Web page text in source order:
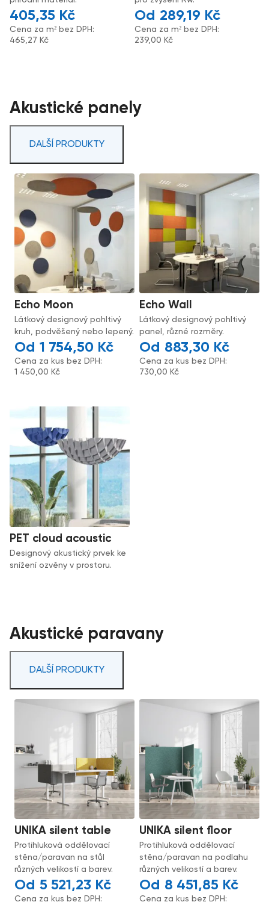
405,35 Kč
Cena za m² bez DPH:
465,27 Kč
289,19 Kč
Cena za m² bez DPH:
239,00 Kč
Akustické panely
DALŠÍ PRODUKTY
Echo Moon
Látkový designový pohltivý
kruh, podvěšený nebo lepený.
1 754,50 Kč
Cena za kus bez DPH:
1 450,00 Kč
Echo Wall
Látkový designový pohltivý
panel, různé rozměry.
883,30 Kč
Cena za kus bez DPH:
730,00 Kč
PET cloud acoustic
Designový akustický prvek ke
snížení ozvěny v prostoru.
Akustické paravany
DALŠÍ PRODUKTY
UNIKA silent table
Protihluková oddělovací
stěna/paravan na stůl
různých velikostí a barev.
5 521,23 Kč
Cena za kus bez DPH:
UNIKA silent floor
Protihluková oddělovací
stěna/paravan na podlahu
různých velikostí a barev.
8 451,85 Kč
Cena za kus bez DPH: